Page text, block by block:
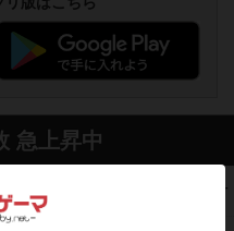
急上昇中
PT